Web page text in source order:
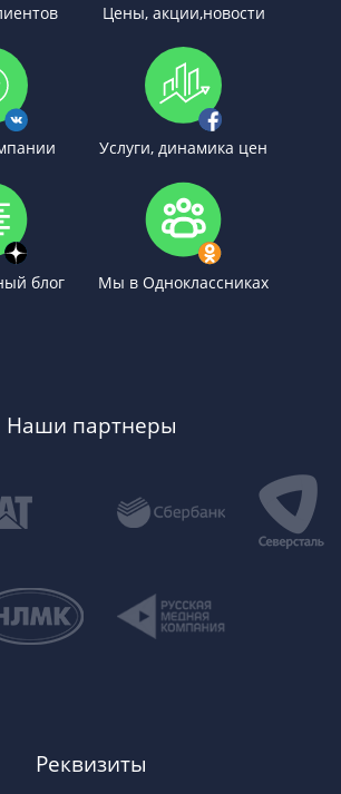
Цены, акции,новости
Услуги, динамика цен
блог Мы в Одноклассниках
Наши партнеры
Реквизиты